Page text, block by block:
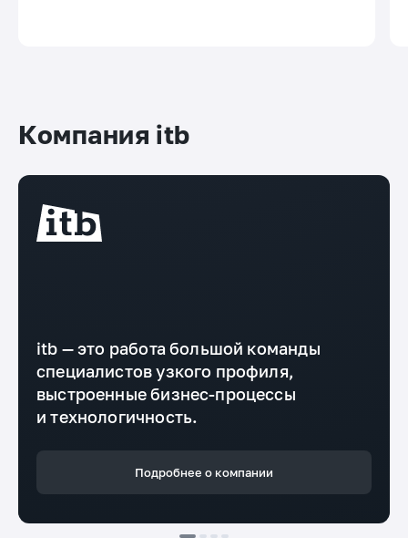
Компания itb
itb — это работа большой команды
специалистов узкого профиля,
выстроенные бизнес-процессы
и технологичность.
Подробнее о компании